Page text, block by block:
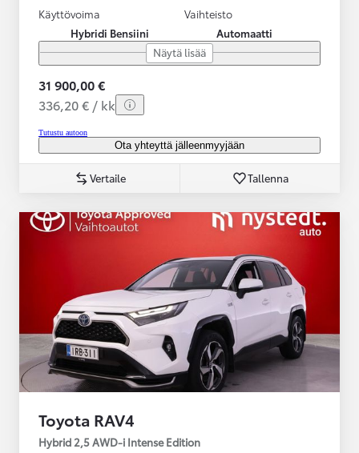
Käyttövoima
Hybridi Bensiini
Vaihteisto
Automaatti
Näytä lisää
31 900,00 €
336,20 € / kk
Tutustu autoon
Ota yhteyttä jälleenmyyjään
Vertaile Tallenna
Toyota RAV4
Hybrid 2,5 AWD-i Intense Edition